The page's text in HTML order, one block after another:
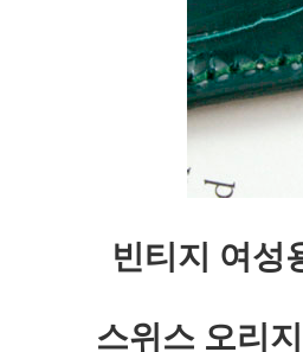
빈티지 여성
스위스 오리